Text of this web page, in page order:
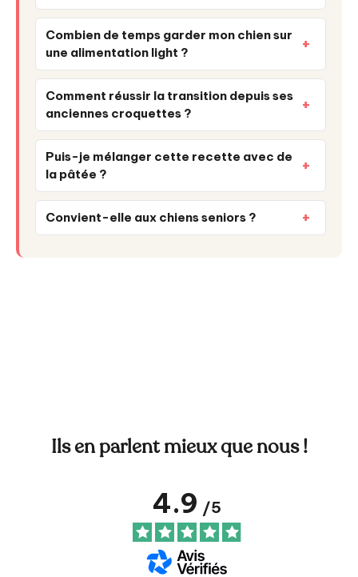
Combien de temps garder mon chien sur
une alimentation light ?
Comment réussir la transition depuis ses
anciennes croquettes ?
Puis-je mélanger cette recette avec de
la pâtée ?
Convient-elle aux chiens seniors ?
Ils en parlent mieux que nous !
4.9 /5